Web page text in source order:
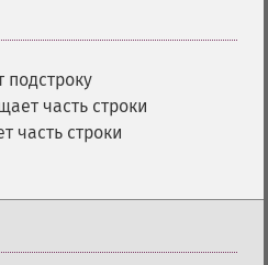
подстроку
часть строки
часть строки